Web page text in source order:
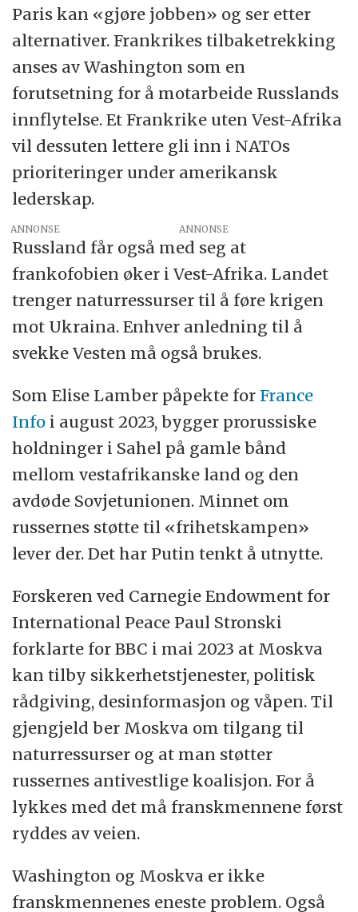
Paris kan «gjøre jobben» og ser etter
alternativer. Frankrikes tilbaketrekking
anses av Washington som en
forutsetning for å motarbeide Russlands
innflytelse. Et Frankrike uten Vest-Afrika
vil dessuten lettere gli inn i NATOs
prioriteringer under amerikansk
lederskap.
ANNONSE
Russland får også med seg at
frankofobien øker i Vest-Afrika. Landet
trenger naturressurser til å føre krigen
mot Ukraina. Enhver anledning til å
svekke Vesten må også brukes.
Som Elise Lamber påpekte forFrance
Info i august 2023, bygger prorussiske
holdninger i Sahel på gamle bånd
mellom vestafrikanske land og den
avdøde Sovjetunionen. Minnet om
russernes støtte til «frihetskampen»
lever der. Det har Putin tenkt å utnytte.
Forskeren ved Carnegie Endowment for
International Peace Paul Stronski
forklarte for BBC i mai 2023 at Moskva
kan tilby sikkerhetstjenester, politisk
rådgiving, desinformasjon og våpen. Til
gjengjeld ber Moskva om tilgang til
naturressurser og at man støtter
russernes antivestlige koalisjon. For å
lykkes med det må franskmennene først
ryddes av veien.
Washington og Moskva er ikke
franskmennenes eneste problem. Også